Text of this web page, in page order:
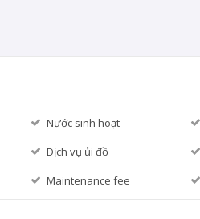
Nước sinh hoạt
Dịch vụ ủi đồ
Maintenance fee